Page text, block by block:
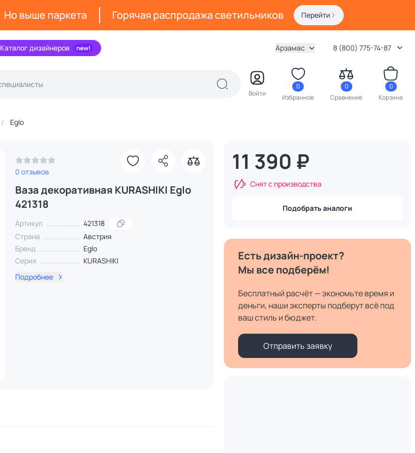
Но выше паркета Горячая распродажа светильников Перейти
Каталог дизайнеров Арзамас 8 (800) 775-74-87
Войти
0
Избранное
0
Сравнение
0
Корзина
Eglo
0 отзывов
Ваза декоративная KURASHIKI Eglo
421318
Артикул
421318
Страна
Австрия
Бренд
Eglo
Серия
KURASHIKI
Подробнее
11 390 ₽
Снят с производства
Подобрать аналоги
Есть дизайн-проект?
Мы все подберём!
Бесплатный расчёт — экономьте время и
деньги, наши эксперты подберут всё под
ваш стиль и бюджет.
Отправить заявку